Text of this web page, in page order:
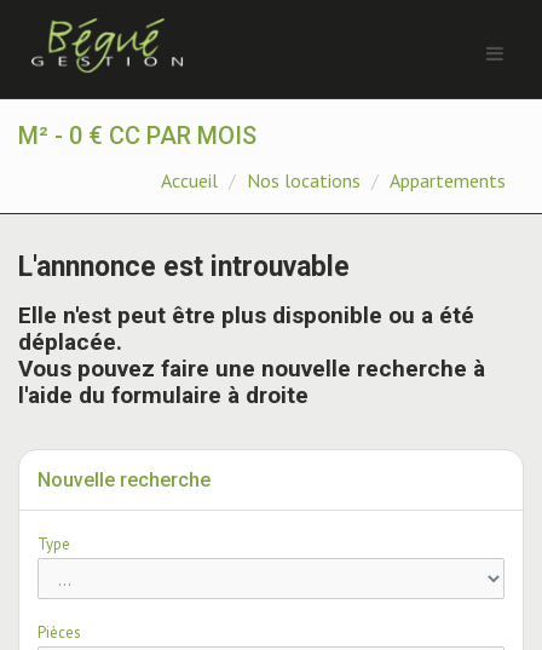
M² - 0 € CC PAR MOIS
Accueil Nos locations Appartements
L'annnonce est introuvable
Elle n'est peut être plus disponible ou a été
déplacée.
Vous pouvez faire une nouvelle recherche à
l'aide du formulaire à droite
Nouvelle recherche
Type
Pièces